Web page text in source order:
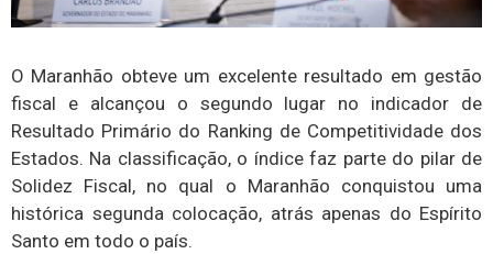
O Maranhão obteve um excelente resultado em gestão
fiscal e alcançou o segundo lugar no indicador de
Resultado Primário do Ranking de Competitividade dos
Estados. Na classificação, o índice faz parte do pilar de
Solidez Fiscal, no qual o Maranhão conquistou uma
histórica segunda colocação, atrás apenas do Espírito
Santo em todo o país.